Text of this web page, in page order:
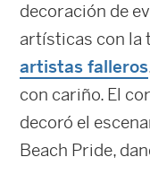
decoración de
artísticas con la
artistas falleros
con cariño. El
decoró el
Beach Pride,